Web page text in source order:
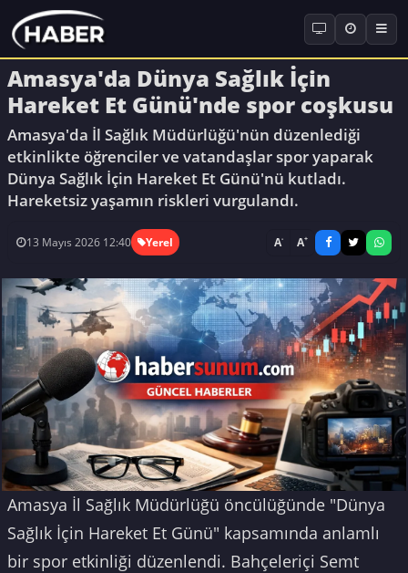
Amasya'da Dünya Sağlık İçin
Hareket Et Günü'nde spor coşkusu
Amasya'da İl Sağlık Müdürlüğü'nün düzenlediği
etkinlikte öğrenciler ve vatandaşlar spor yaparak
Dünya Sağlık İçin Hareket Et Günü'nü kutladı.
Hareketsiz yaşamın riskleri vurgulandı.
13 Mayıs 2026 12:40 Yerel A- A+
Amasya İl Sağlık Müdürlüğü öncülüğünde "Dünya
Sağlık İçin Hareket Et Günü" kapsamında anlamlı
bir spor etkinliği düzenlendi. Bahçeleriçi Semt